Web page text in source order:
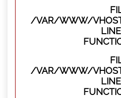
/VAR/WWW/
/VAR/WWW/